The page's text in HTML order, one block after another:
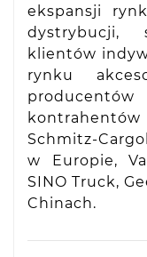
ekspansji
dystrybucji,
klientów
rynku
Schmitz-
w Europie,
SINO Truck,
Chinach.